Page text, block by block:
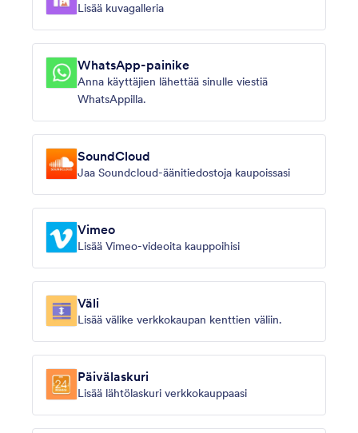
Lisää kuvagalleria
WhatsApp-painike
Anna käyttäjien lähettää sinulle viestiä
WhatsAppilla.
SoundCloud
Jaa Soundcloud-äänitiedostoja kaupoissasi
Vimeo
Lisää Vimeo-videoita kauppoihisi
Väli
Lisää välike verkkokaupan kenttien väliin.
Päivälaskuri
Lisää lähtölaskuri verkkokauppaasi